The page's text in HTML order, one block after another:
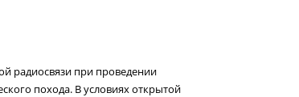
радиосвязи при проведении
похода. В условиях открытой